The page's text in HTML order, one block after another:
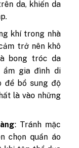
da, khiến da
khí trong nhà
trở nên khô
bong tróc da
gia đình di
để bổ sung độ
là vào những
: Tránh mặc
chọn quần áo